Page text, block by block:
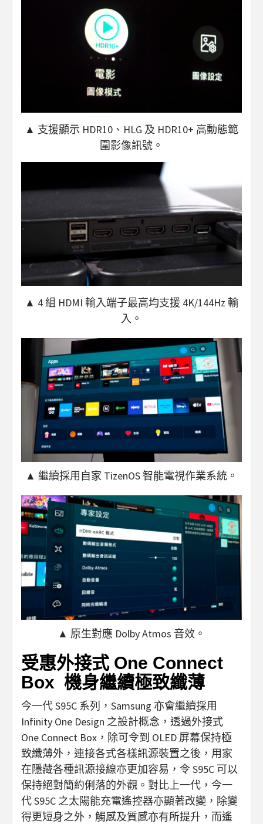
▲ 支援顯示 HDR10、HLG 及 HDR10+ 高動態範
圍影像訊號。
▲ 4 組 HDMI 輸入端子最高均支援 4K/144Hz 輸
入。
▲ 繼續採用自家 TizenOS 智能電視作業系統。
▲ 原生對應 Dolby Atmos 音效。
受惠外接式 One Connect
Box 機身繼續極致纖薄
今一代 S95C 系列，Samsung 亦會繼續採用
Infinity One Design 之設計概念，透過外接式
One Connect Box，除可令到 OLED 屏幕保持極
致纖薄外，連接各式各樣訊源裝置之後，用家
在隱藏各種訊源接線亦更加容易，令 S95C 可以
保持絕對簡約俐落的外觀。對比上一代，今一
代 S95C 之太陽能充電遙控器亦顯著改變，除變
得更短身之外，觸感及質感亦有所提升，而遙